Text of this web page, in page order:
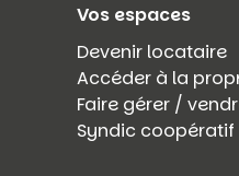
Vos espaces
Devenir locataire
Accéder à la
Faire gérer /
Syndic coopératif